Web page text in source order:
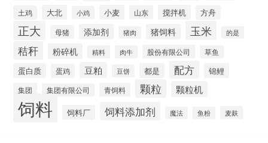
土鸡 大北 小鸡 小麦 山东 搅拌机 方舟
正大 母猪 添加剂 猪肉 猪饲料 玉米 的是
秸秆 粉碎机 精料 肉牛 股份有限公司 草鱼
蛋白质 蛋鸡 豆粕 豆饼 都是 配方 锦鲤
集团 集团有限公司 青饲料 颗粒 颗粒机
饲料 饲料厂 饲料添加剂 魔法 鱼粉 麦麸